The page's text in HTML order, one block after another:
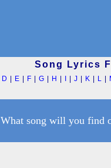
Song Lyrics
D E F |G H |J K L
What song will you find